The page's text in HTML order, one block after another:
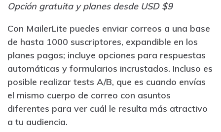
Opción gratuita y planes desde USD $9
Con MailerLite puedes enviar correos a una base
de hasta 1000 suscriptores, expandible en los
planes pagos; incluye opciones para respuestas
automáticas y formularios incrustados. Incluso es
posible realizar tests A/B, que es cuando envías
el mismo cuerpo de correo con asuntos
diferentes para ver cuál le resulta más atractivo
a tu audiencia.